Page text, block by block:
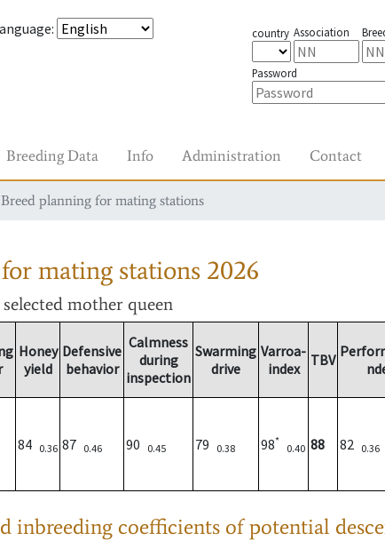
: country Association
Password
Breeding Data Info Administration Contact
Breed planning for mating stations
mating stations 2026
mother queen
Honey
yield
Defensive
behavior
Calmness
during
inspection
Swarming
drive
Varroa-
index
TBV
84 0.36 87 0.46 90 0.45 79 0.38 98*
0.40 88 82 0.36
inbreeding coefficients of potential